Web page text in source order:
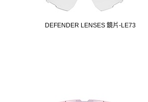
DEFENDER LENSES 鏡片-LE73